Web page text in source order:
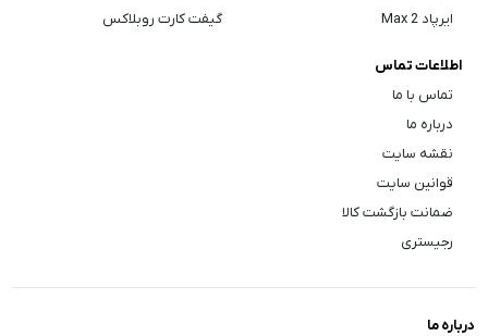
ایرپاد Max 2
گیفت کارت روبلاکس
اطلاعات تماس
تماس با ما
درباره ما
نقشه سایت
قوانین سایت
ضمانت بازگشت کالا
رجیستری
درباره ما